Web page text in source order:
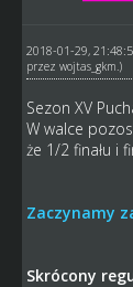
2018-01-29,
przez wojtas_gkm .)
Sezon XV
W walce
że 1/2 finału i
Zaczynamy
Skrócony